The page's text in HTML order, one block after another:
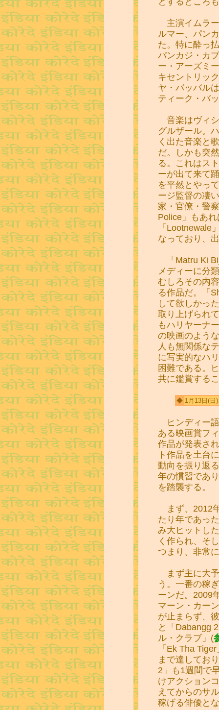
主演イムラ
ルマー、パン
た。特に酔っ
パンカジ・カ
ー・アーズミ
キセントリッ
ヤ・バッバル
ティーク・バ
音楽はヴィ
グルザール。
く出た音楽と
だ。しかも突
る。これはス
ーが出て来て
を平然とやっ
ージ監督の凄
家・官僚・警
Police」もあ
「Lootnewale
なっており、
「Matru Ki
メディーに分
むしろその内
る作品だ。「
して欲しかっ
取り上げられ
もハリヤーナ
の映画のよう
人も無関係な
に写実的なハ
困難である。
共に鑑賞する
◆ 1月13日 (日
ヒンディー
ある映画賞フ
作品が発表さ
ト作品を土台
動向を振り返
年の慣習であ
を踏襲する。
まず、2012
たり年であっ
み大ヒットし
く作られ、そ
つまり、非常
まず主に大
う。一番の稼
ーンだ。2009
マーン・カー
が止まらず、
と「Dabangg
ル・クラブ」(
「Ek Tha
まで達してお
2」も1週間で
けアクション
えてからのサ
稼げる俳優と